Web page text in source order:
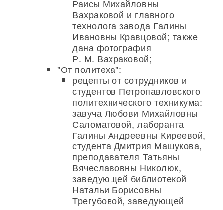
Раисы Михайловны
Вахраковой и главного
технолога завода Галины
Ивановны Кравцовой; также
дана фотография
Р. М. Вахраковой;
"От политеха":
рецепты от сотрудников и
студентов Петропавловского
политехнического техникума:
завуча Любови Михайловны
Саломатовой, лаборанта
Галины Андреевны Киреевой,
студента Дмитрия Машукова,
преподавателя Татьяны
Вячеславовны Николюк,
заведующей библиотекой
Натальи Борисовны
Трегубовой, заведующей